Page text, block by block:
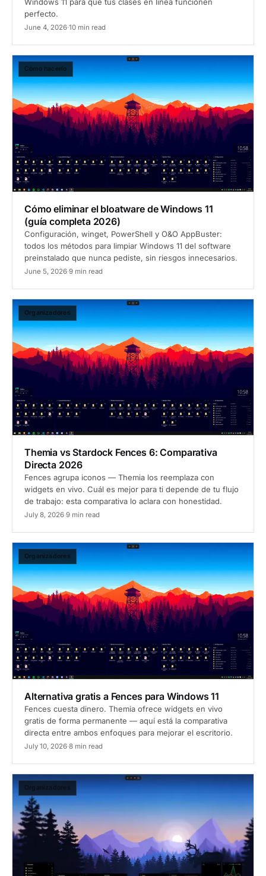
Windows 11 para que tus clases en línea funcionen
perfecto.
June 4, 2026·10 min read
Cómo hacerlo
Cómo eliminar el bloatware de Windows 11
(guía completa 2026)
Configuración, winget, PowerShell y O&O AppBuster:
todos los métodos para limpiar Windows 11 del software
preinstalado que nunca pediste, sin riesgos innecesarios.
June 5, 2026·9 min read
Organizadores
Themia vs Stardock Fences 6: Comparativa
Directa 2026
Fences agrupa iconos — Themia los reemplaza con
widgets en vivo. Cuál es mejor para ti depende de tu flujo
de trabajo: esta comparativa lo aclara con honestidad.
July 8, 2026·9 min read
Organizadores
Alternativa gratis a Fences para Windows 11
Fences cuesta dinero. Themia ofrece widgets en vivo
gratis de forma permanente — aquí está la comparativa
directa entre ambos enfoques para mejorar el escritorio.
July 10, 2026·8 min read
Organizadores